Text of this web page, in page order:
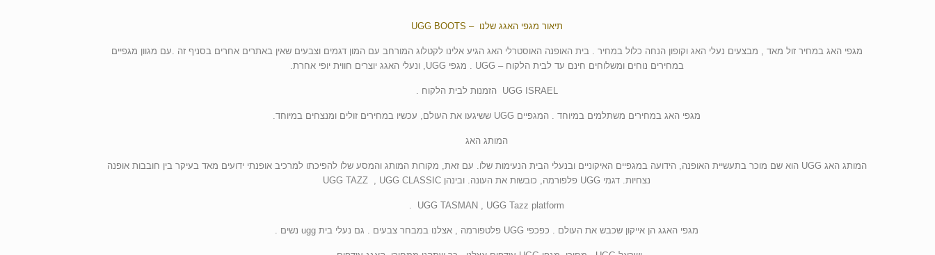
תיאור מגפי האגג שלנו – UGG BOOTS
מגפי האג במחיר זול מאד , מבצעים נעלי האג וקופון הנחה כלול במחיר . בית האופנה האוסטרלי האג הגיע אלינו לקטלוג המורחב עם המון דגמים וצבעים שאין באתרים אחרים בסניף זה .עם מגוון מגפיים
במחירים נוחים ומשלוחים חינם עד לבית הלקוח – UGG . מגפי UGG, ונעלי האגג יוצרים חווית יופי אחרת.
UGG ISRAEL הזמנות לבית הלקוח .
מגפי האג במחירים משתלמים במיוחד . המגפיים UGG ששיגעו את העולם, עכשיו במחירים זולים ומנצחים במיוחד.
המותג האג
המותג האג UGG הוא שם מוכר בתעשיית האופנה, הידועה במגפיים האיקוניים ובנעלי הבית הנעימות שלו. עם זאת, מקורות המותג והמסע שלו להפיכתו למרכיב אופנתי ידועים מאד בעיקר בין חובבות אופנה
נצחיות. דגמי UGG פלפורמה, כובשות את העונה. ובינהן UGG TAZZ , UGG CLASSIC
UGG TASMAN , UGG Tazz platform .
מגפי האגג הן אייקון שכבש את העולם . כפכפי UGG פלטפורמה , אצלנו במבחר צבעים . גם נעלי בית ugg נשים .